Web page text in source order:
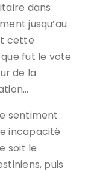
dans
jusqu’au
cette
fut le vote
de la
sentiment
incapacité
soit le
puis